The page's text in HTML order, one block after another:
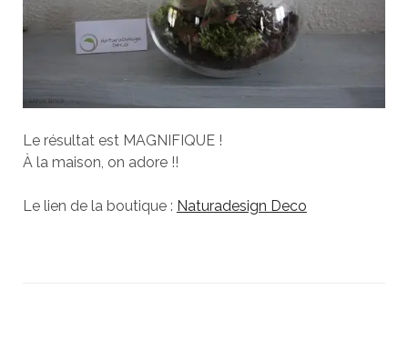
Le résultat est MAGNIFIQUE !
À la maison, on adore !!
Le lien de la boutique : Naturadesign Deco